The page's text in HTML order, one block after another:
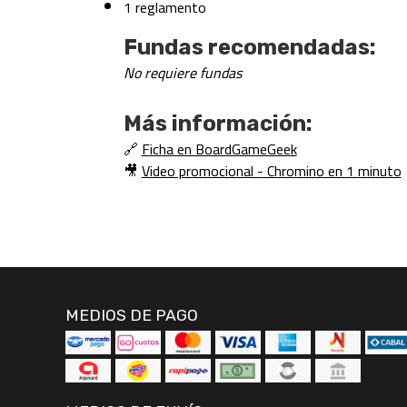
1 reglamento
Fundas recomendadas:
No requiere fundas
Más información:
🔗Ficha en BoardGameGeek
🎥Video promocional - Chromino en 1 minuto
MEDIOS DE PAGO